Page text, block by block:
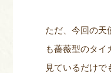
ただ、今回の天
も薔薇型のタイ
見ているだけで